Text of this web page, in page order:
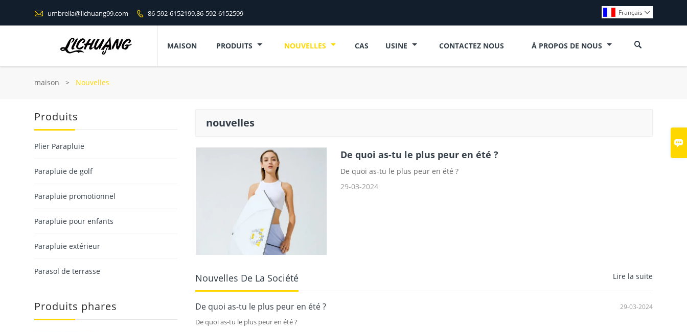

 umbrella@lichuang99.com  86-592-6152199,86-592-6152599 Français 
MAISON PRODUITS NOUVELLES CAS USINE CONTACTEZ NOUS À PROPOS DE NOUS 
maison > Nouvelles
nouvelles
De quoi as-tu le plus peur en été ?
De quoi as-tu le plus peur en été ?
29-03-2024
Nouvelles De La Société Lire la suite
De quoi as-tu le plus peur en été ?
De quoi as-tu le plus peur en été ?
29-03-2024
Produits
Plier Parapluie
Parapluie de golf
Parapluie promotionnel
Parapluie pour enfants
Parapluie extérieur
Parasol de terrasse
Produits phares